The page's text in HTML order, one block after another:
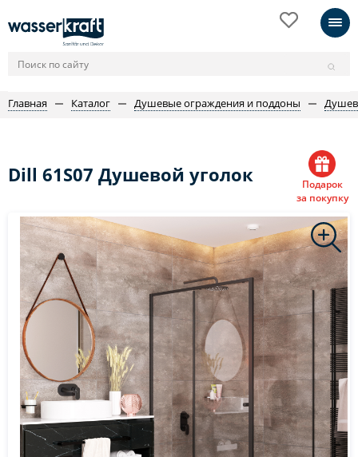
Главная Каталог Душевые ограждения и поддоны
Dill 61S07 Душевой уголок
Подарок
за покупку